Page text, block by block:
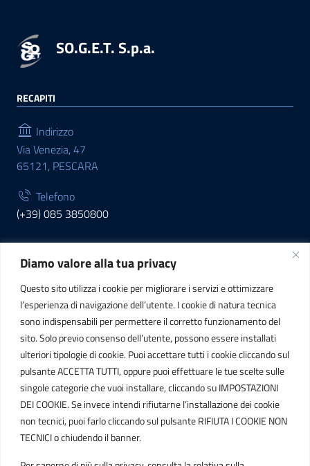
Diamo valore alla tua privacy
Questo sito utilizza i cookie per migliorare i servizi e ottimizzare
l’esperienza di navigazione dell’utente. I cookie di natura tecnica
sono indispensabili per permettere il corretto funzionamento del
sito. Solo previo consenso dell’utente, possono essere installati
ulteriori tipologie di cookie. Puoi accettare tutti i cookie cliccando sul
pulsante ACCETTA TUTTI, oppure puoi effettuare le tue scelte sulle
singole categorie che vuoi installare, cliccando su IMPOSTAZIONI
DEI COOKIE. Se invece intendi rifiutarne l’installazione dei cookie
non tecnici, puoi farlo cliccando sul pulsante RIFIUTA I COOKIE NON
TECNICI o chiudendo il banner.
SO.G.E.T. S.p.a.
RECAPITI
Indirizzo
Via Venezia, 47
65121, PESCARA
Telefono
(+39) 085 3850800
INFORMAZIONI
C.F. / P.IVA
IT01807790686
POSTA ELETTRONICA
PEC
protocollo.sogetspa@pec.it